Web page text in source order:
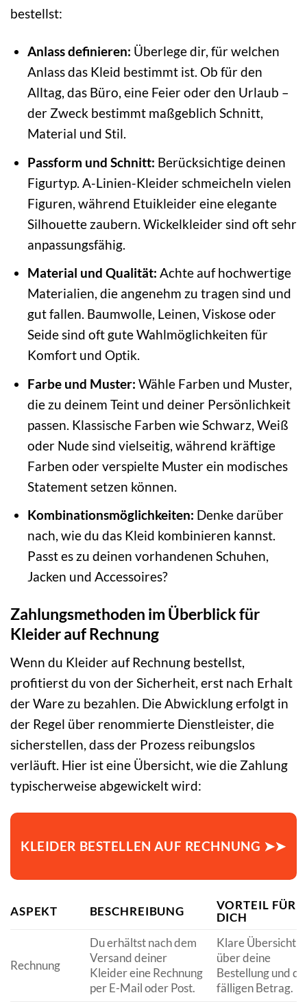
bestellst:
Anlass definieren: Überlege dir, für welchen
Anlass das Kleid bestimmt ist. Ob für den
Alltag, das Büro, eine Feier oder den Urlaub –
der Zweck bestimmt maßgeblich Schnitt,
Material und Stil.
Passform und Schnitt: Berücksichtige deinen
Figurtyp. A-Linien-Kleider schmeicheln vielen
Figuren, während Etuikleider eine elegante
Silhouette zaubern. Wickelkleider sind oft sehr
anpassungsfähig.
Material und Qualität: Achte auf hochwertige
Materialien, die angenehm zu tragen sind und
gut fallen. Baumwolle, Leinen, Viskose oder
Seide sind oft gute Wahlmöglichkeiten für
Komfort und Optik.
Farbe und Muster: Wähle Farben und Muster,
die zu deinem Teint und deiner Persönlichkeit
passen. Klassische Farben wie Schwarz, Weiß
oder Nude sind vielseitig, während kräftige
Farben oder verspielte Muster ein modisches
Statement setzen können.
Kombinationsmöglichkeiten: Denke darüber
nach, wie du das Kleid kombinieren kannst.
Passt es zu deinen vorhandenen Schuhen,
Jacken und Accessoires?
Zahlungsmethoden im Überblick für
Kleider auf Rechnung
Wenn du Kleider auf Rechnung bestellst,
profitierst du von der Sicherheit, erst nach Erhalt
der Ware zu bezahlen. Die Abwicklung erfolgt in
der Regel über renommierte Dienstleister, die
sicherstellen, dass der Prozess reibungslos
verläuft. Hier ist eine Übersicht, wie die Zahlung
typischerweise abgewickelt wird:
KLEIDER BESTELLEN AUF RECHNUNG ➤➤
ASPEKT BESCHREIBUNG
VORTEIL FÜR
DICH
Rechnung
Du erhältst nach dem
Versand deiner
Kleider eine Rechnung
per E-Mail oder Post.
Klare Übersicht
über deine
Bestellung und
fälligen Betrag.